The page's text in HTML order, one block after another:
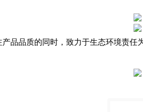
品品质的同时，致力于生态环境责